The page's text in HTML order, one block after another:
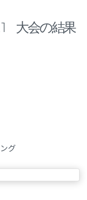
1 大会の結果
グ